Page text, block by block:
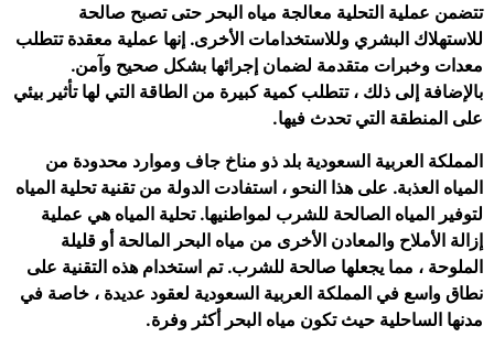
تتضمن عملية التحلية معالجة مياه البحر حتى تصبح صالحة
للاستهلاك البشري وللاستخدامات الأخرى. إنها عملية معقدة تتطلب
معدات وخبرات متقدمة لضمان إجرائها بشكل صحيح وآمن.
بالإضافة إلى ذلك ، تتطلب كمية كبيرة من الطاقة التي لها تأثير بيئي
على المنطقة التي تحدث فيها.
المملكة العربية السعودية بلد ذو مناخ جاف وموارد محدودة من
المياه العذبة. على هذا النحو ، استفادت الدولة من تقنية تحلية المياه
لتوفير المياه الصالحة للشرب لمواطنيها. تحلية المياه هي عملية
إزالة الأملاح والمعادن الأخرى من مياه البحر المالحة أو قليلة
الملوحة ، مما يجعلها صالحة للشرب. تم استخدام هذه التقنية على
نطاق واسع في المملكة العربية السعودية لعقود عديدة ، خاصة في
مدنها الساحلية حيث تكون مياه البحر أكثر وفرة.